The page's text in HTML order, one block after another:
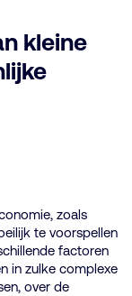
kleine
zoals
te voorspellen
factoren
in zulke complexe
over de